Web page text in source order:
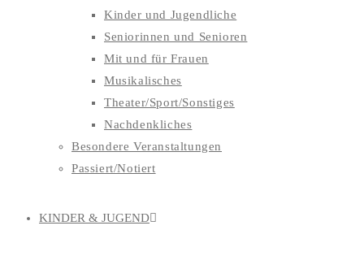
Kinder und Jugendliche
Seniorinnen und Senioren
Mit und für Frauen
Musikalisches
Theater/Sport/Sonstiges
Nachdenkliches
Besondere Veranstaltungen
Passiert/Notiert
KINDER & JUGEND